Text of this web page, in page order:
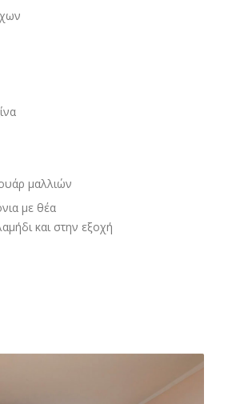
μαλλιών
με θέα
και στην εξοχή